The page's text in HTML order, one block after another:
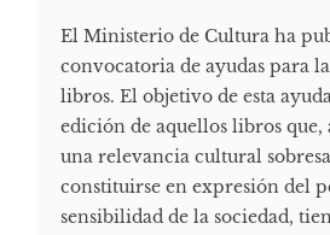
El Ministerio de Cultura ha
convocatoria de ayudas para
libros. El objetivo de esta
edición de aquellos libros que,
una relevancia cultural
constituirse en expresión del
sensibilidad de la sociedad,